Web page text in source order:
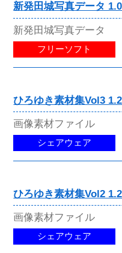
新発田城写真データ
新発田城写真データ
フリーソフト
ひろゆき素材集Vol3
画像素材ファイル
シェアウェア
ひろゆき素材集Vol2
画像素材ファイル
シェアウェア